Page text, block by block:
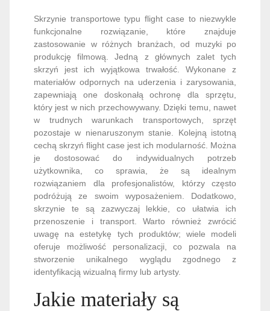
Skrzynie transportowe typu flight case to niezwykle
funkcjonalne rozwiązanie, które znajduje
zastosowanie w różnych branżach, od muzyki po
produkcję filmową. Jedną z głównych zalet tych
skrzyń jest ich wyjątkowa trwałość. Wykonane z
materiałów odpornych na uderzenia i zarysowania,
zapewniają one doskonałą ochronę dla sprzętu,
który jest w nich przechowywany. Dzięki temu, nawet
w trudnych warunkach transportowych, sprzęt
pozostaje w nienaruszonym stanie. Kolejną istotną
cechą skrzyń flight case jest ich modularność. Można
je dostosować do indywidualnych potrzeb
użytkownika, co sprawia, że są idealnym
rozwiązaniem dla profesjonalistów, którzy często
podróżują ze swoim wyposażeniem. Dodatkowo,
skrzynie te są zazwyczaj lekkie, co ułatwia ich
przenoszenie i transport. Warto również zwrócić
uwagę na estetykę tych produktów; wiele modeli
oferuje możliwość personalizacji, co pozwala na
stworzenie unikalnego wyglądu zgodnego z
identyfikacją wizualną firmy lub artysty.
Jakie materiały są